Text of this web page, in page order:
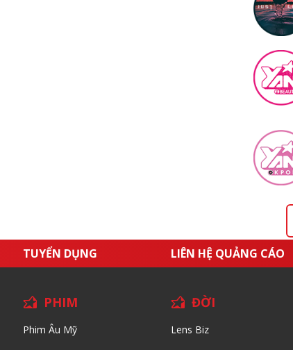
TUYỂN DỤNG LIÊN HỆ QUẢNG CÁO
PHIM
Phim Âu Mỹ
ĐỜI
Lens Biz